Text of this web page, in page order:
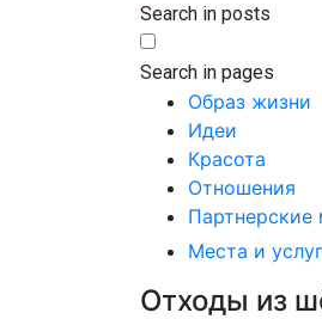
Search in posts
Search in pages
Образ жизни
Идеи
Красота
Отношения
Партнерские
Места и
Отходы из